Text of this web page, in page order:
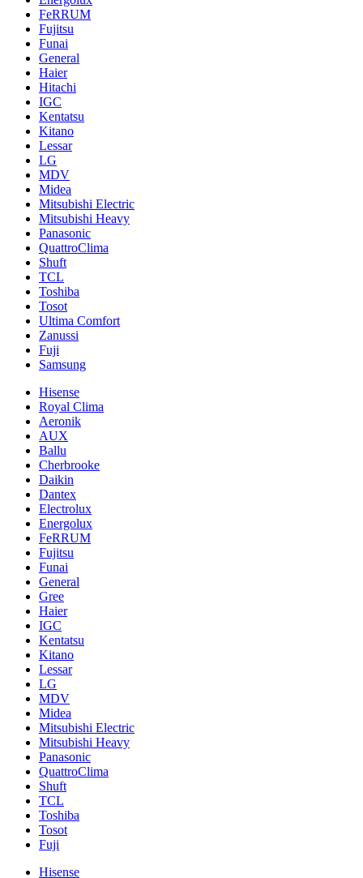
FeRRUM
Fujitsu
Funai
General
Haier
Hitachi
IGC
Kentatsu
Kitano
Lessar
LG
MDV
Midea
Mitsubishi Electric
Mitsubishi Heavy
Panasonic
QuattroClima
Shuft
TCL
Toshiba
Tosot
Ultima Comfort
Zanussi
Fuji
Samsung
Hisense
Royal Clima
Aeronik
AUX
Ballu
Cherbrooke
Daikin
Dantex
Electrolux
Energolux
FeRRUM
Fujitsu
Funai
General
Gree
Haier
IGC
Kentatsu
Kitano
Lessar
LG
MDV
Midea
Mitsubishi Electric
Mitsubishi Heavy
Panasonic
QuattroClima
Shuft
TCL
Toshiba
Tosot
Fuji
Hisense